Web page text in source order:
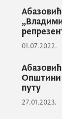
спортске
данашњег
јавности
назначио
комитета
Анђела
01.07.2022.
Општини
путу
27.01.2023.